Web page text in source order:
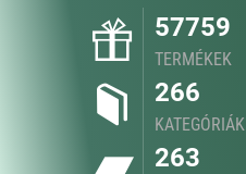
57759
TERMÉKEK
266
KATEGÓRIÁK
263